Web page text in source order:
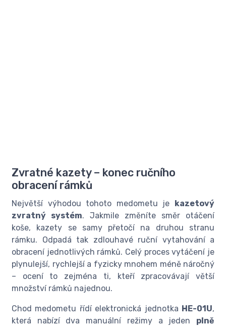
Zvratné kazety – konec ručního
obracení rámků
Největší výhodou tohoto medometu je
kazetový
zvratný systém. Jakmile změníte směr otáčení
koše, kazety se samy přetočí na druhou stranu
rámku. Odpadá tak zdlouhavé ruční vytahování a
obracení jednotlivých rámků. Celý proces vytáčení je
plynulejší, rychlejší a fyzicky mnohem méně náročný
– ocení to zejména ti, kteří zpracovávají větší
množství rámků najednou.
Chod medometu řídí elektronická jednotka HE-01U,
která nabízí dva manuální režimy a jeden plně